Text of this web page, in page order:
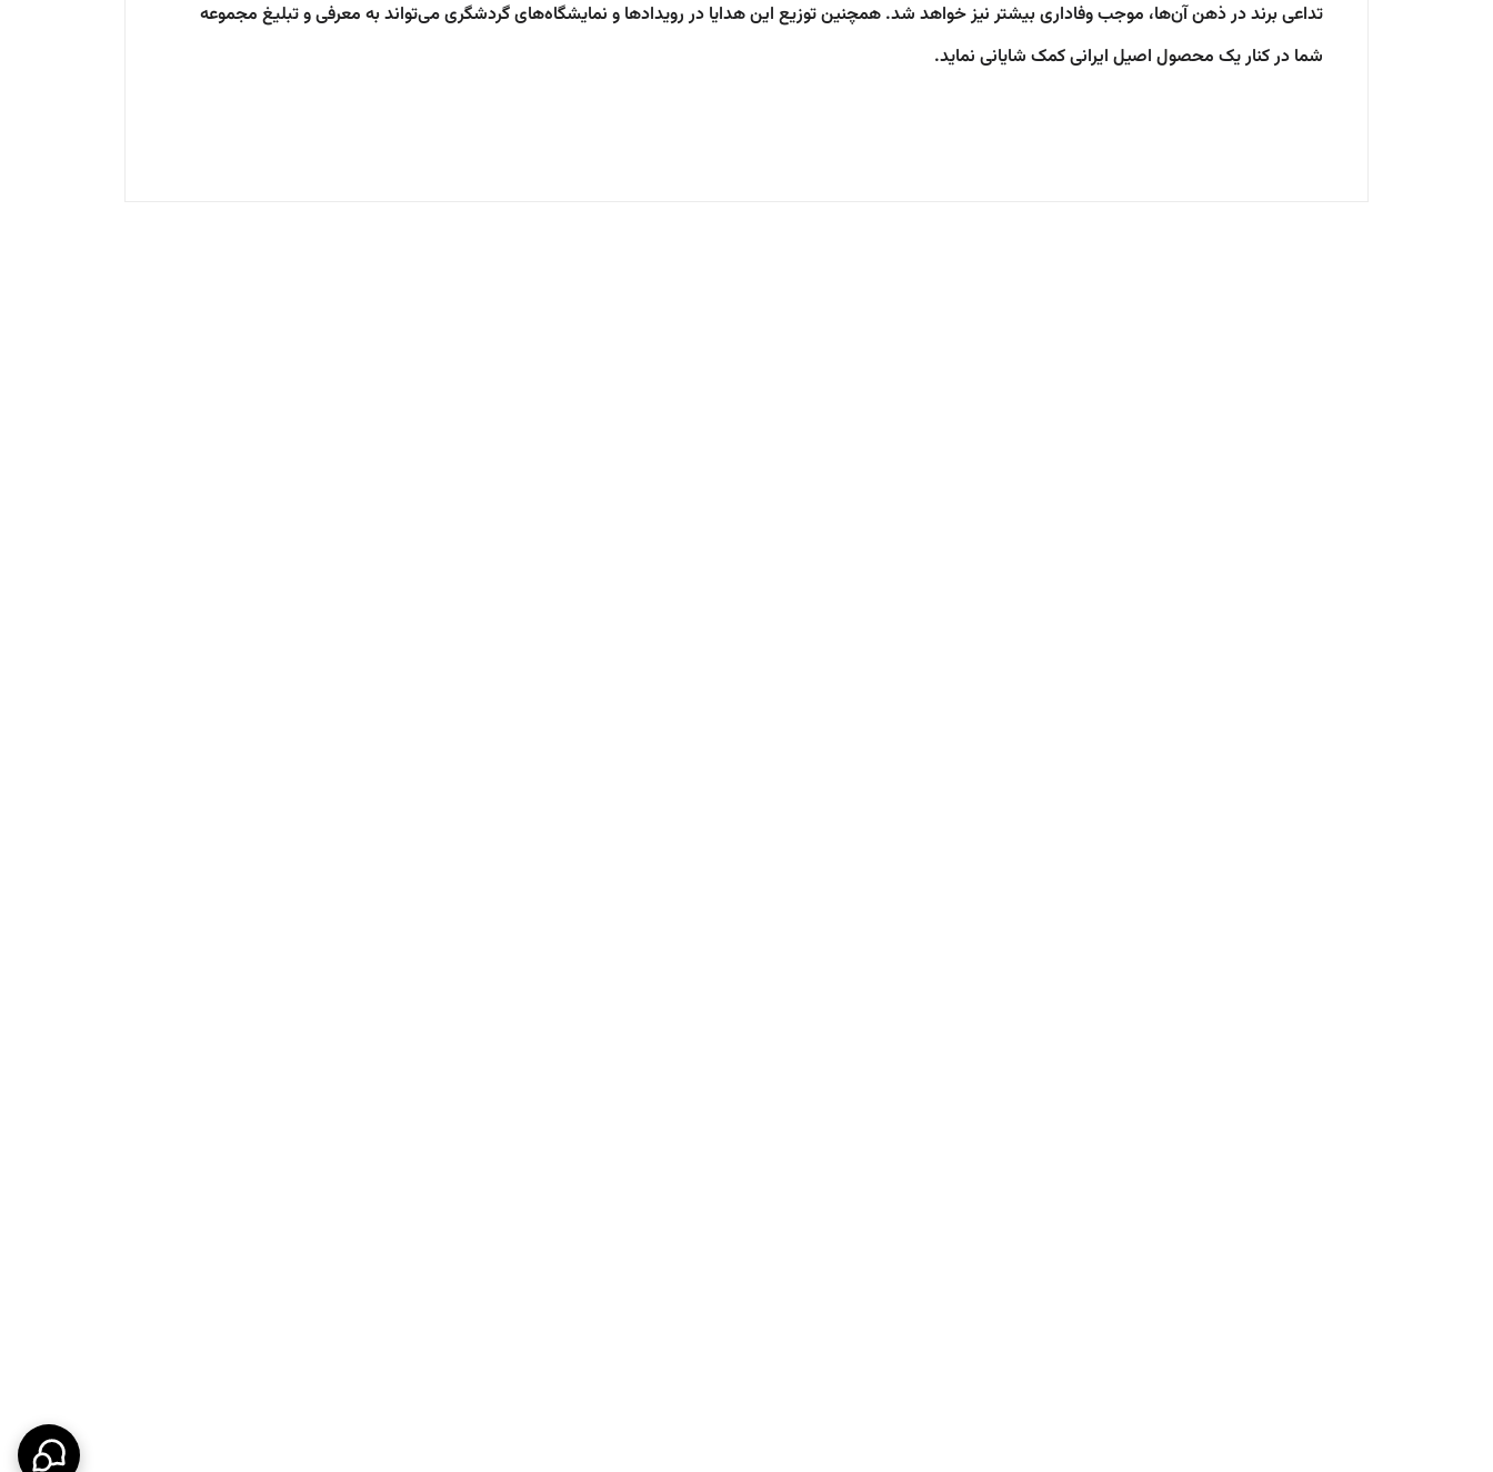
تداعی برند در ذهن آن‌ها، موجب وفاداری بیشتر نیز خواهد شد. همچنین توزیع این هدایا در رویدادها و نمایشگاه‌های گردشگری می‌تواند به معرفی و تبلیغ مجموعه
شما در کنار یک محصول اصیل ایرانی کمک شایانی نماید.